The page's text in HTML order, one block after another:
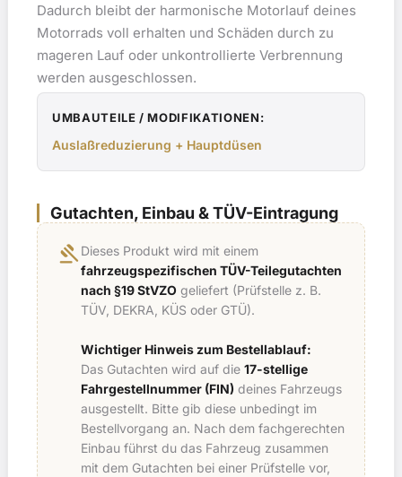
Dadurch bleibt der harmonische Motorlauf deines
Motorrads voll erhalten und Schäden durch zu
mageren Lauf oder unkontrollierte Verbrennung
werden ausgeschlossen.
UMBAUTEILE / MODIFIKATIONEN:
Auslaßreduzierung + Hauptdüsen
Gutachten, Einbau & TÜV-Eintragung
gavel Dieses Produkt wird mit einem
fahrzeugspezifischen TÜV-Teilegutachten
nach §19 StVZO geliefert (Prüfstelle z. B.
TÜV, DEKRA, KÜS oder GTÜ).
Wichtiger Hinweis zum Bestellablauf:
Das Gutachten wird auf die 17-stellige
Fahrgestellnummer (FIN) deines Fahrzeugs
ausgestellt. Bitte gib diese unbedingt im
Bestellvorgang an. Nach dem fachgerechten
Einbau führst du das Fahrzeug zusammen
mit dem Gutachten bei einer Prüfstelle vor,